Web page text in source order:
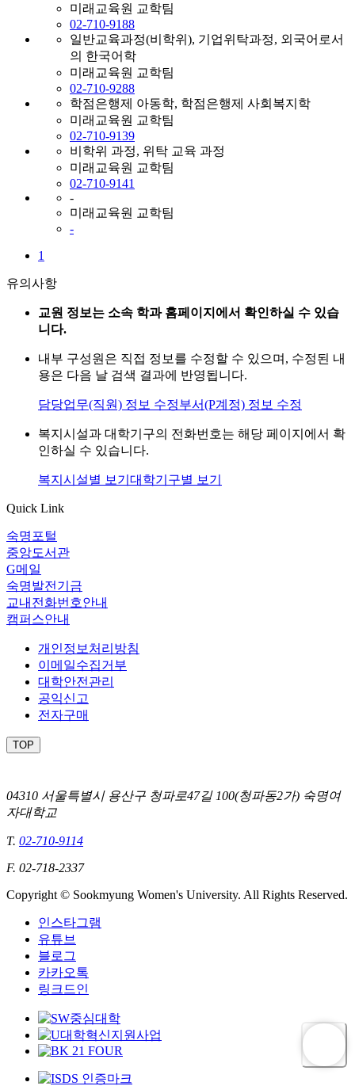
미래교육원 교학팀
02-710-9188
일반교육과정(비학위), 기업위탁과정, 외국어로서
의 한국어학
미래교육원 교학팀
02-710-9288
학점은행제 아동학, 학점은행제 사회복지학
미래교육원 교학팀
02-710-9139
비학위 과정, 위탁 교육 과정
미래교육원 교학팀
02-710-9141
-
미래교육원 교학팀
-
1
유의사항
교원 정보는 소속 학과 홈페이지에서 확인하실 수 있습
니다.
내부 구성원은 직접 정보를 수정할 수 있으며, 수정된 내
용은 다음 날 검색 결과에 반영됩니다.
담당업무(직원) 정보 수정부서(P계정) 정보 수정
복지시설과 대학기구의 전화번호는 해당 페이지에서 확
인하실 수 있습니다.
복지시설별 보기 대학기구별 보기
Quick Link
숙명포털
중앙도서관
G메일
숙명발전기금
교내전화번호안내
캠퍼스안내
개인정보처리방침
이메일수집거부
대학안전관리
공익신고
전자구매
TOP
04310 서울특별시 용산구 청파로47길 100(청파동2가) 숙명여
자대학교
T. 02-710-9114
F. 02-718-2337
Copyright © Sookmyung Women's University. All Rights Reserved.
인스타그램
유튜브
블로그
카카오톡
링크드인